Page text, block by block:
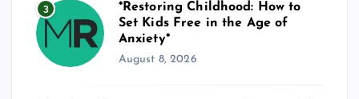
3
*Restoring Childhood: How to
Set Kids Free in the Age of
Anxiety*
August 8, 2026